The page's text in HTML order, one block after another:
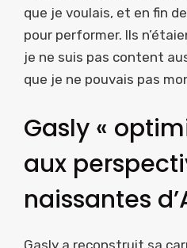
que je voulais, et en fin
pour performer. Ils
je ne suis pas content
que je ne pouvais pas
Gasly «
aux
naissantes
Gasly a reconstruit sa